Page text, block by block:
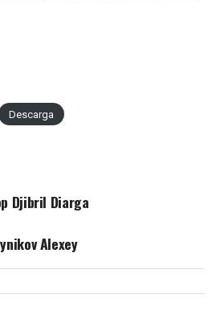
Descarga
Djibril Diarga
Alexey